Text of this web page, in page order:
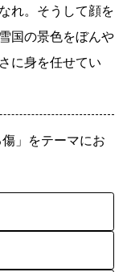
れ。そうして顔を
国の景色をぼんや
に身を任せてい
」をテーマにお